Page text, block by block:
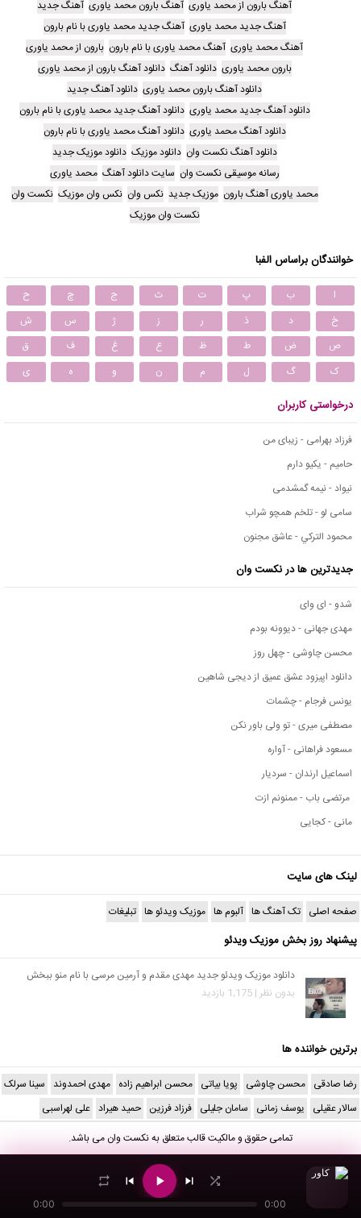
آهنگ بارون از محمد یاوری آهنگ بارون محمد یاوری آهنگ جدید
آهنگ جدید محمد یاوری آهنگ جدید محمد یاوری با نام بارون
آهنگ محمد یاوری آهنگ محمد یاوری با نام بارون بارون از محمد یاوری
بارون محمد یاوری دانلود آهنگ دانلود آهنگ بارون از محمد یاوری
دانلود آهنگ بارون محمد یاوری دانلود آهنگ جدید
دانلود آهنگ جدید محمد یاوری دانلود آهنگ جدید محمد یاوری با نام بارون
دانلود آهنگ محمد یاوری دانلود آهنگ محمد یاوری با نام بارون
دانلود آهنگ نکست وان دانلود موزیک دانلود موزیک جدید
رسانه موسیقی نکست وان سایت دانلود آهنگ محمد یاوری
محمد یاوری آهنگ بارون موزیک جدید نکس وان نکس وان موزیک نکست وان
نکست وان موزیک
خوانندگان براساس الفبا
ا ب پ ت ث ج چ
ح
خ
د ذ ر ز ژ س
ش
ص
ض ط ظ ع غ ف
ق
ک
گ ل م ن و ه ی
درخواستی کاربران
فرزاد بهرامی - زیبای من
حامیم - یکیو دارم
نیواد - نیمه گمشدمی
سامی لو - تلخم همچو شراب
محمود التركي - عاشق مجنون
جدیدترین ها در نکست وان
شدو - ای وای
مهدی جهانی - دیوونه بودم
محسن چاوشی - چهل روز
دانلود اپیزود عشق عمیق از دیجی شاهین
یونس فرجام - چشمات
مصطفی میری - تو ولی باور نکن
مسعود فراهانی - آواره
اسماعیل ارندان - سردیار
مرتضی باب - ممنونم ازت
مانی - کجایی
0:00
0:00
لینک های سایت
صفحه اصلی تک آهنگ ها آلبوم ها موزیک ویدئو ها تبلیغات
پیشنهاد روز بخش موزیک ویدئو
دانلود موزیک ویدئو جدید مهدی مقدم و آرمین مرسی با نام منو ببخش
بدون نظر | 1,175 بازدید
برترین خواننده ها
رضا صادقی محسن چاوشی پویا بیاتی محسن ابراهیم زاده مهدی احمدوند سینا سرلک
سالار عقیلی یوسف زمانی سامان جلیلی فرزاد فرزین حمید هیراد علی لهراسبی
تمامی حقوق و مالکیت قالب متعلق بهنکست وانمی باشد.